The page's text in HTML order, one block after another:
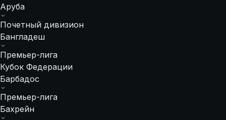
Аруба
Почетный дивизион
Бангладеш
Премьер-лига
Кубок Федерации
Барбадос
Премьер-лига
Бахрейн